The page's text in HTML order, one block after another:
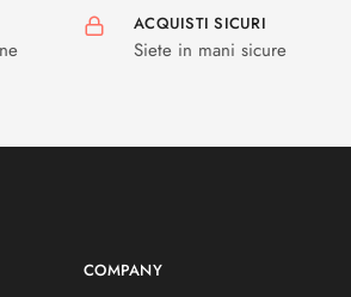
ACQUISTI SICURI
Siete in mani sicure
COMPANY